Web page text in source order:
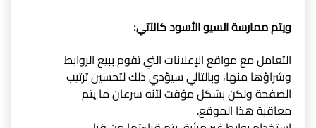
ويتم ممارسة السيو الأسود كالآتي:
التعامل مع مواقع الإعلانات التي تقوم ببيع الروابط
وشراؤها منها، وبالتالي سيؤدي ذلك لتحسين ترتيب
الصفحة ولكن بشكل مؤقت لأنه سرعان ما يتم
معاقبة هذا الموقع.